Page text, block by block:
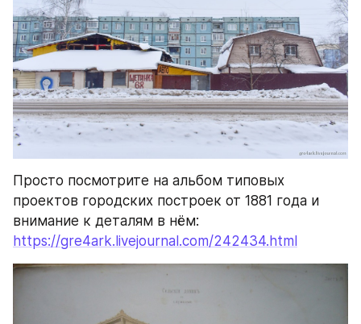
Просто посмотрите на альбом типовых
проектов городских построек от 1881 года и
https://gre4ark.livejournal.com/242434.html